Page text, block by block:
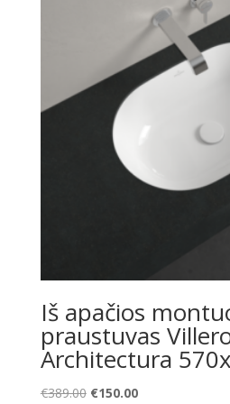
Iš apačios
praustuvas
Architectura
€389.00 Original
€150.00Current